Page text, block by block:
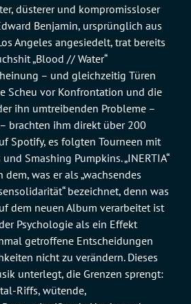
düsterer und kompromissloser
Benjamin, ursprünglich aus
Angeles angesiedelt, trat bereits
„Blood // Water“
– und gleichzeitig Türen
Scheu vor Konfrontation und die
ihn umtreibenden Probleme –
brachten ihm direkt über 200
Spotify, es folgten Tourneen mit
Smashing Pumpkins. „INERTIA“
was er als „wachsendes
bezeichnet, denn was
dem neuen Album verarbeitet ist
Psychologie als ein Effekt
getroffene Entscheidungen
nicht zu verändern. Dieses
unterlegt, die Grenzen sprengt:
Riffs, wütende,